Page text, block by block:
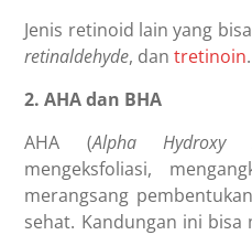
Jenis retinoid lain yang
retinaldehyde, dantretinoin.
2. AHA dan BHA
AHA (Alpha Hydroxy
mengeksfoliasi,
merangsang
sehat. Kandungan ini